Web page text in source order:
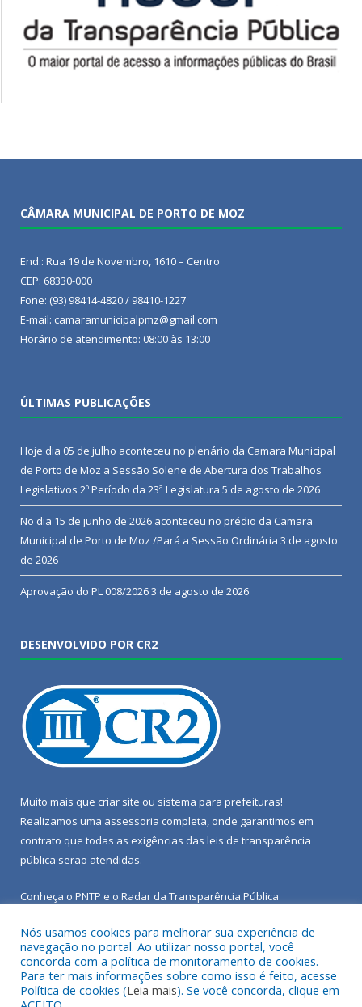
CÂMARA MUNICIPAL DE PORTO DE MOZ
End.: Rua 19 de Novembro, 1610 – Centro
CEP: 68330-000
Fone: (93) 98414-4820 / 98410-1227
E-mail: camaramunicipalpmz@gmail.com
Horário de atendimento: 08:00 às 13:00
ÚLTIMAS PUBLICAÇÕES
Hoje dia 05 de julho aconteceu no plenário da Camara Municipal
de Porto de Moz a Sessão Solene de Abertura dos Trabalhos
Legislativos 2º Período da 23ª Legislatura 5 de agosto de 2026
No dia 15 de junho de 2026 aconteceu no prédio da Camara
Municipal de Porto de Moz /Pará a Sessão Ordinária 3 de agosto
de 2026
Aprovação do PL 008/20263 de agosto de 2026
DESENVOLVIDO POR CR2
Muito mais que criar site ou sistema para prefeituras!
Realizamos uma assessoria completa, onde garantimos em
contrato que todas as exigências das leis de transparência
pública serão atendidas.
Conheça o PNTP e o Radar da Transparência Pública
Todos os direitos reservados a Câmara Municipal de Porto de
Moz.
Nós usamos cookies para melhorar sua experiência de
navegação no portal. Ao utilizar nosso portal, você
concorda com a política de monitoramento de cookies.
Para ter mais informações sobre como isso é feito, acesse
Política de cookies (Leia mais). Se você concorda, clique em